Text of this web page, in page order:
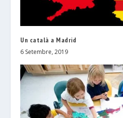
Un català a Madrid
6 Setembre, 2019